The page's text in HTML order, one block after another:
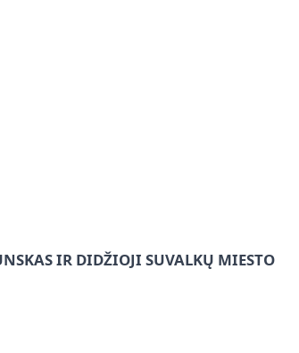
IR DIDŽIOJI SUVALKŲ MIESTO